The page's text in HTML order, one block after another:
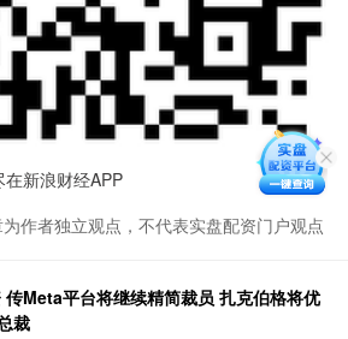
新浪财经APP
作者独立观点，不代表实盘配资门户观点
传Meta平台将继续精简裁员 扎克伯格将优
裁